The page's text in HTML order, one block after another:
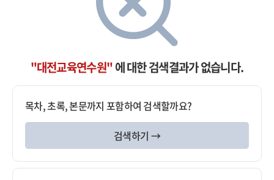
"대전교육연수원"에 대한 검색결과가 없습니다.
목차, 초록, 본문까지 포함하여 검색할까요?
검색하기 →